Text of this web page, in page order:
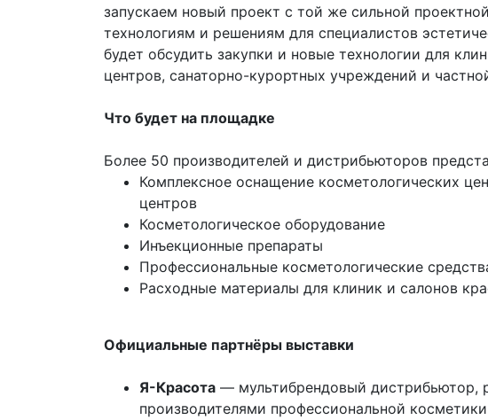
запускаем новый проект с той же сильной
технологиям и решениям для специалистов
будет обсудить закупки и новые технологии для
центров, санаторно-курортных учреждений и
Что будет на площадке
Более 50 производителей и дистрибьюторов
Комплексное оснащение косметологических
центров
Косметологическое оборудование
Инъекционные препараты
Профессиональные косметологические
Расходные материалы для клиник и салонов
Официальные партнёры выставки
Я-Красота — мультибрендовый
производителями профессиональной